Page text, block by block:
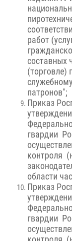
работ
составных
(торговле)
патронов";
Приказ
гвардии
контроля
области
Приказ
гвардии